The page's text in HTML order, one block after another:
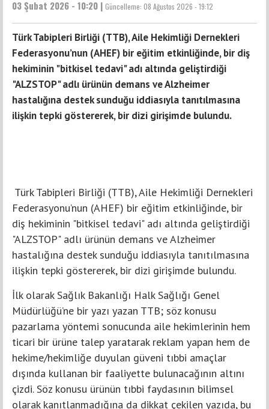
03 Şubat 2026 - 10:20 | Güncelleme: 08 Ağustos 2026 - 19:12
Türk Tabipleri Birliği (TTB), Aile Hekimliği Dernekleri
Federasyonu’nun (AHEF) bir eğitim etkinliğinde, bir diş
hekiminin "bitkisel tedavi" adı altında geliştirdiği
"ALZSTOP" adlı ürünün demans ve Alzheimer
hastalığına destek sunduğu iddiasıyla tanıtılmasına
ilişkin tepki göstererek, bir dizi girişimde bulundu.
Türk Tabipleri Birliği (TTB), Aile Hekimliği Dernekleri
Federasyonu’nun (AHEF) bir eğitim etkinliğinde, bir
diş hekiminin "bitkisel tedavi" adı altında geliştirdiği
"ALZSTOP" adlı ürünün demans ve Alzheimer
hastalığına destek sunduğu iddiasıyla tanıtılmasına
ilişkin tepki göstererek, bir dizi girişimde bulundu.
İlk olarak Sağlık Bakanlığı Halk Sağlığı Genel
Müdürlüğü’ne bir yazı yazan TTB; söz konusu
pazarlama yöntemi sonucunda aile hekimlerinin hem
ticari bir ürüne talep yaratarak reklam yapan hem de
hekime/hekimliğe duyulan güveni tıbbi amaçlar
dışında kullanan bir faaliyette bulunacağının altını
çizdi. Söz konusu ürünün tıbbi faydasının bilimsel
olarak kanıtlanmadığına da dikkat çekilen yazıda, bu